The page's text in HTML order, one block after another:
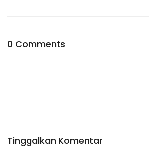
0 Comments
Tinggalkan Komentar